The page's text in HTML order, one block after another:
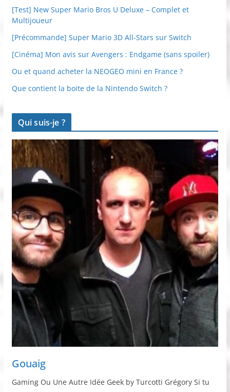
[Test] New Super Mario Bros U Deluxe – Complet et
Multijoueur
[Précommande] Super Mario 3D All-Stars sur Switch
[Cinéma] Mon avis sur Avengers : Endgame (sans spoiler)
Ou et quand acheter la NEOGEO mini en France ?
Que contient la boite de la Nintendo Switch ?
Qui suis-je ?
Gouaig
Gaming Ou Une Autre Idée Geek by Turcotti Grégory Si tu